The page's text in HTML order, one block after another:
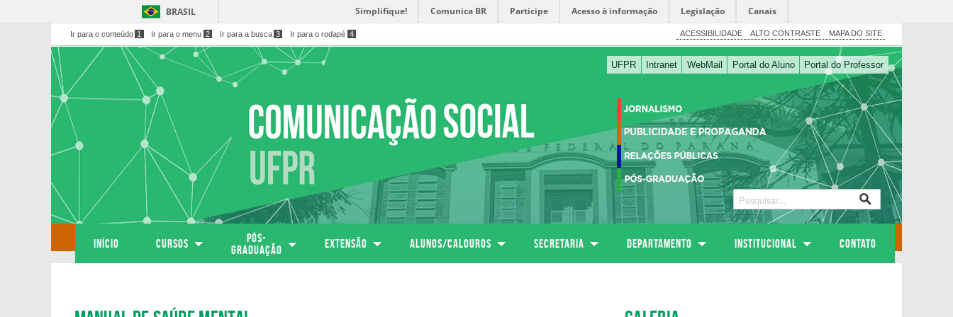
BRASIL Simplifique! Comunica BR Participe Acesso à informação Legislação Canais
Ir para o conteúdo 1 Ir para o menu 2 Ir para a busca 3 Ir para o rodapé 4 ACESSIBILIDADE ALTO CONTRASTE MAPA DO SITE
UFPR Intranet WebMail Portal do Aluno Portal do Professor
Início Cursos
PÓS-
GRADUAÇÃO
Extensão Alunos/calouros SECRETARIA DEPARTAMENTO Institucional Contato